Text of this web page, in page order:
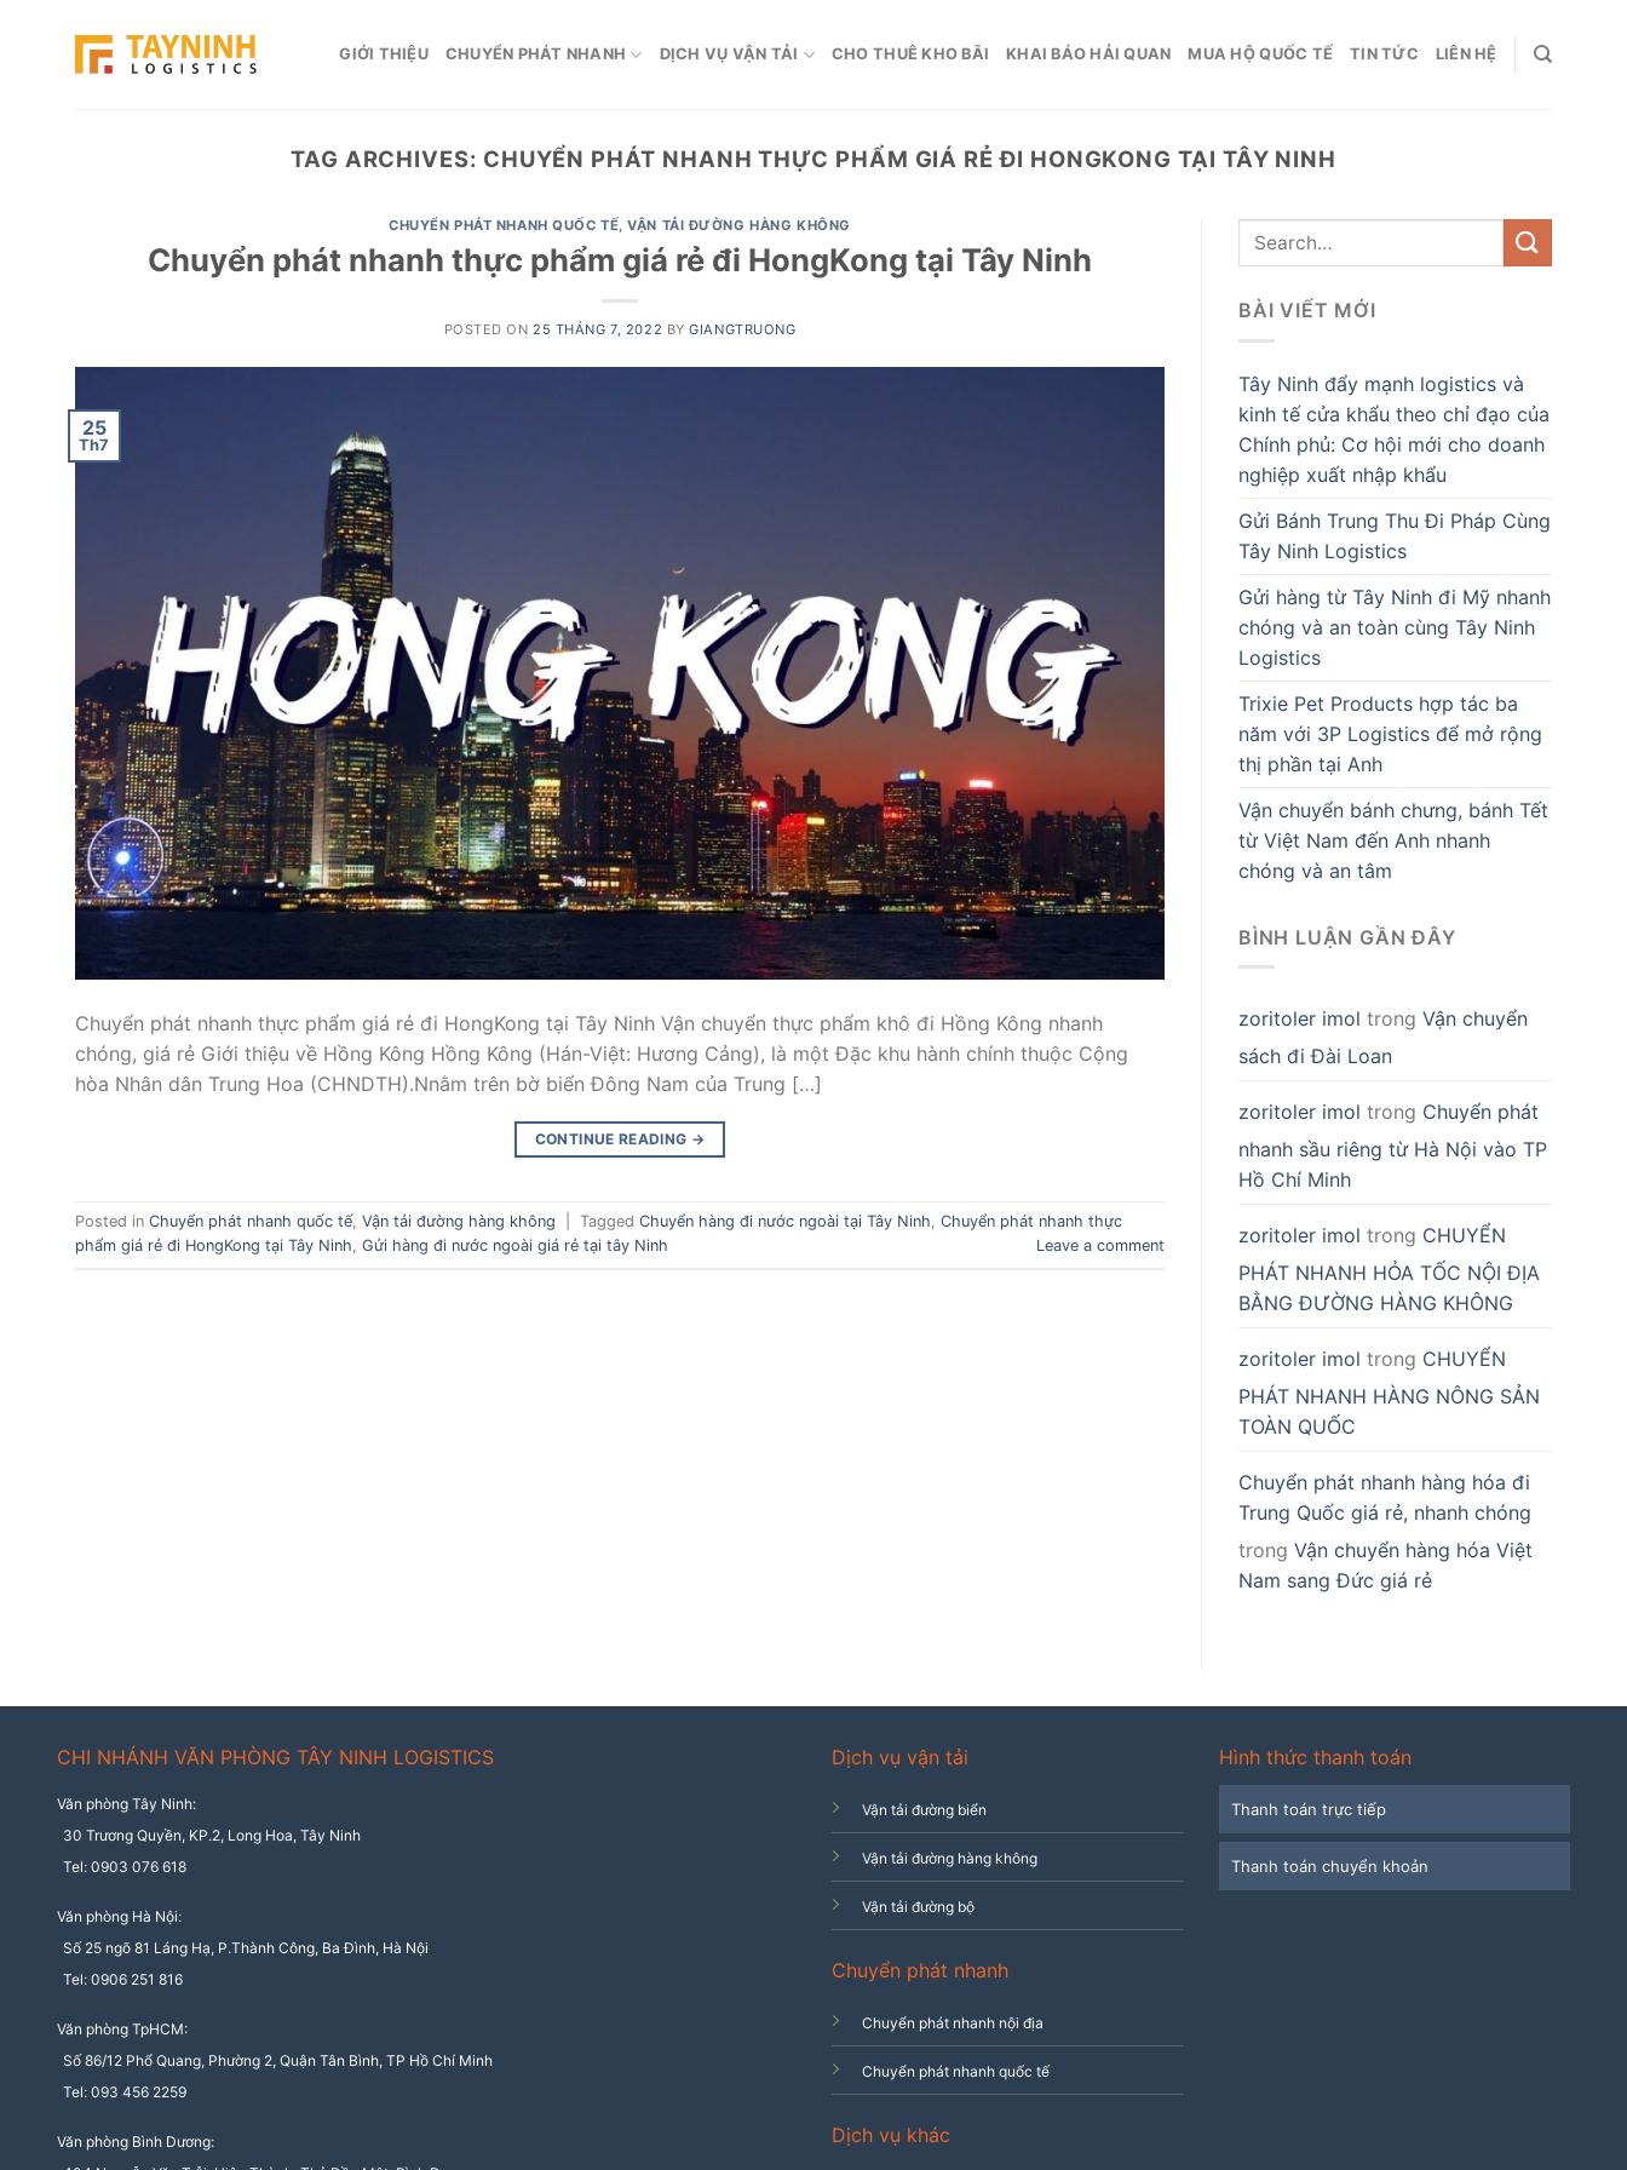
GIỚI THIỆU CHUYỂN PHÁT NHANH DỊCH VỤ VẬN TẢI CHO THUÊ KHO BÃI KHAI BÁO HẢI QUAN MUA HỘ QUỐC TẾ TIN TỨC LIÊN HỆ
TAG ARCHIVES: CHUYỂN PHÁT NHANH THỰC PHẨM GIÁ RẺ ĐI HONGKONG TẠI TÂY NINH
CHUYỂN PHÁT NHANH QUỐC TẾ,VẬN TẢI ĐƯỜNG HÀNG KHÔNG
Chuyển phát nhanh thực phẩm giá rẻ đi HongKong tại Tây Ninh
POSTED ON 25 THÁNG 7, 2022 BYGIANGTRUONG
25
Th7
Chuyển phát nhanh thực phẩm giá rẻ đi HongKong tại Tây Ninh Vận chuyển thực phẩm khô đi Hồng Kông nhanh
chóng, giá rẻ Giới thiệu về Hồng Kông Hồng Kông (Hán-Việt: Hương Cảng), là một Đặc khu hành chính thuộc Cộng
hòa Nhân dân Trung Hoa (CHNDTH).Nnằm trên bờ biển Đông Nam của Trung […]
CONTINUE READING →
Posted in Chuyển phát nhanh quốc tế, Vận tải đường hàng không Tagged Chuyển hàng đi nước ngoài tại Tây Ninh, Chuyển phát nhanh thực
phẩm giá rẻ đi HongKong tại Tây Ninh, Gửi hàng đi nước ngoài giá rẻ tại tây Ninh Leave a comment
BÀI VIẾT MỚI
Tây Ninh đẩy mạnh logistics và
kinh tế cửa khẩu theo chỉ đạo của
Chính phủ: Cơ hội mới cho doanh
nghiệp xuất nhập khẩu
Gửi Bánh Trung Thu Đi Pháp Cùng
Tây Ninh Logistics
Gửi hàng từ Tây Ninh đi Mỹ nhanh
chóng và an toàn cùng Tây Ninh
Logistics
Trixie Pet Products hợp tác ba
năm với 3P Logistics để mở rộng
thị phần tại Anh
Vận chuyển bánh chưng, bánh Tết
từ Việt Nam đến Anh nhanh
chóng và an tâm
BÌNH LUẬN GẦN ĐÂY
zoritoler imol trong Vận chuyển
sách đi Đài Loan
zoritoler imol trong Chuyển phát
nhanh sầu riêng từ Hà Nội vào TP
Hồ Chí Minh
zoritoler imol trong CHUYỂN
PHÁT NHANH HỎA TỐC NỘI ĐỊA
BẰNG ĐƯỜNG HÀNG KHÔNG
zoritoler imol trong CHUYỂN
PHÁT NHANH HÀNG NÔNG SẢN
TOÀN QUỐC
Chuyển phát nhanh hàng hóa đi
Trung Quốc giá rẻ, nhanh chóng
trong Vận chuyển hàng hóa Việt
Nam sang Đức giá rẻ
CHI NHÁNH VĂN PHÒNG TÂY NINH LOGISTICS
Văn phòng Tây Ninh:
30 Trương Quyền, KP.2, Long Hoa, Tây Ninh
Tel: 0903 076 618
Văn phòng Hà Nội:
Số 25 ngõ 81 Láng Hạ, P.Thành Công, Ba Đình, Hà Nội
Tel: 0906 251 816
Văn phòng TpHCM:
Số 86/12 Phổ Quang, Phường 2, Quận Tân Bình, TP Hồ Chí Minh
Tel: 093 456 2259
Văn phòng Bình Dương:
Dịch vụ vận tải
Vận tải đường biển
Vận tải đường hàng không
Vận tải đường bộ
Chuyển phát nhanh
Chuyển phát nhanh nội địa
Chuyển phát nhanh quốc tế
Dịch vụ khác
Hình thức thanh toán
Thanh toán trực tiếp
Thanh toán chuyển khoản